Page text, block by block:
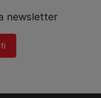
newsletter